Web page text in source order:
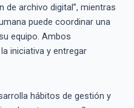
archivo digital”, mientras
puede coordinar una
equipo. Ambos
iniciativa y entregar
hábitos de gestión y